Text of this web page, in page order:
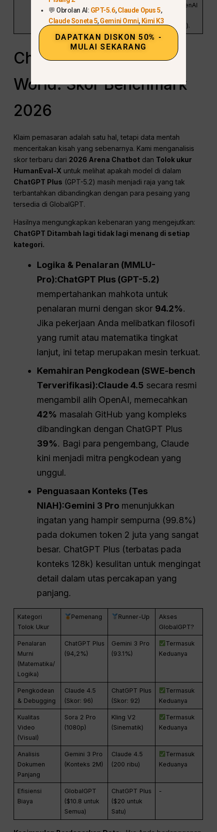
ekosistem OpenAI
(Tidak ada
Claude/Gemini).
ChatGPT Plus vs The
World: Skor Benchmark
2026
Klaim pemasaran adalah satu hal, tetapi data mentah
menceritakan kisah yang sebenarnya. Kami menganalisis
skor terbaru dari 2026 Arena Chatbot dan Tolok ukur
HumanEval-X untuk melihat apakah model di dalam
ChatGPT Plus (GPT-5.2) masih menjadi raja yang tak
terbantahkan dibandingkan dengan para pesaing yang
tersedia di GlobalGPT.
Hasilnya mengungkapkan kebenaran yang mengejutkan:
ChatGPT Ditambah lagi tidak lagi menang di setiap
kategori.
Logika & Penalaran (MMLU-
Pro):ChatGPT Plus (GPT-5.2)
mempertahankan mahkota untuk
penalaran murni dengan skor 94.2%.
Jika pekerjaan Anda melibatkan filosofi
yang rumit atau matematika tingkat
lanjut, ini tetap merupakan mesin terkuat.
Kemahiran Pengkodean (SWE-bench
Terverifikasi):Claude 4.5 secara resmi
mengambil alih OpenAI, memecahkan
42% masalah GitHub yang kompleks
dibandingkan dengan ChatGPT Plus
39%. Bagi para pengembang, Claude
kini menjadi mitra pengkodean yang
unggul.
Penguasaan Konteks (Tes
NIAH):Gemini 3 Pro menunjukkan
ingatan yang hampir sempurna (99.8%)
pada dokumen token 2 juta yang sangat
besar. ChatGPT Plus (terbatas pada
konteks 128k) kesulitan untuk mengingat
detail dalam utas percakapan yang
panjang.
Kategori
Tolok Ukur
Pemenang Runner-Up
Akses
GlobalGPT?
Penalaran
Murni
(Matematika/
Logika)
ChatGPT Plus
(94,2%)
Gemini 3 Pro
(93.1%)
Termasuk
Keduanya
Pengkodean
& Debugging
Claude 4.5
(Skor: 96)
ChatGPT Plus
(Skor: 92)
Termasuk
Keduanya
Kualitas
Video
(Visual)
Sora 2 Pro
(1080p)
Kling V2
(Sinematik)
Termasuk
Keduanya
Analisis
Dokumen
Panjang
Gemini 3 Pro
(Konteks 2M)
Claude 4.5
(200 ribu)
Termasuk
Keduanya
Efisiensi
Biaya
GlobalGPT
($10.8 untuk
Semua)
ChatGPT Plus
($20 untuk
Satu)
-
💬 Obrolan AI: GPT-5.6,Claude Opus 5,
Claude Soneta 5,Gemini Omni, Kimi K3
DAPATKAN DISKON 50% -
MULAI SEKARANG